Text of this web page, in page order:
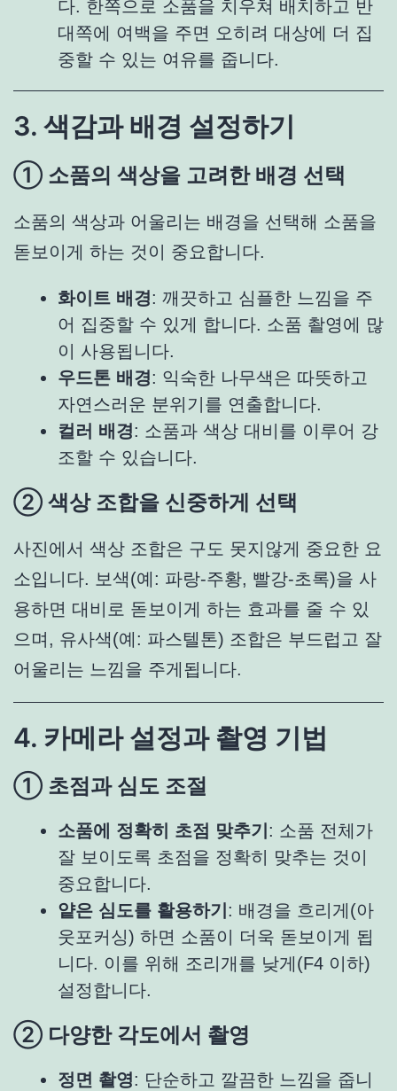
다. 한쪽으로 소품을 치우쳐 배치하고 반
대쪽에 여백을 주면 오히려 대상에 더 집
중할 수 있는 여유를 줍니다.
3. 색감과 배경 설정하기
① 소품의 색상을 고려한 배경 선택
소품의 색상과 어울리는 배경을 선택해 소품을
돋보이게 하는 것이 중요합니다.
화이트 배경: 깨끗하고 심플한 느낌을 주
어 집중할 수 있게 합니다. 소품 촬영에 많
이 사용됩니다.
우드톤 배경: 익숙한 나무색은 따뜻하고
자연스러운 분위기를 연출합니다.
컬러 배경: 소품과 색상 대비를 이루어 강
조할 수 있습니다.
② 색상 조합을 신중하게 선택
사진에서 색상 조합은 구도 못지않게 중요한 요
소입니다. 보색(예: 파랑-주황, 빨강-초록)을 사
용하면 대비로 돋보이게 하는 효과를 줄 수 있
으며, 유사색(예: 파스텔톤) 조합은 부드럽고 잘
어울리는 느낌을 주게됩니다.
4. 카메라 설정과 촬영 기법
① 초점과 심도 조절
소품에 정확히 초점 맞추기 : 소품 전체가
잘 보이도록 초점을 정확히 맞추는 것이
중요합니다.
얕은 심도를 활용하기 : 배경을 흐리게(아
웃포커싱) 하면 소품이 더욱 돋보이게 됩
니다. 이를 위해 조리개를 낮게(F4 이하)
설정합니다.
② 다양한 각도에서 촬영
정면 촬영: 단순하고 깔끔한 느낌을 줍니